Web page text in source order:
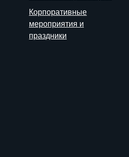
Корпоративные
мероприятия и
праздники